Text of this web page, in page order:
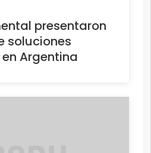
presentaron
soluciones
Argentina